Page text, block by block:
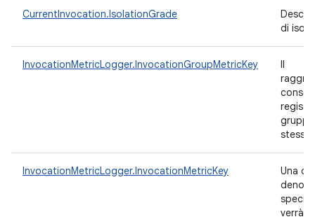
CurrentInvocation.IsolationGrade
di
InvocationMetricLogger.InvocationGroupMetricKey
Il
gruppi
stessa
InvocationMetricLogger.InvocationMetricKey
Una
verrà